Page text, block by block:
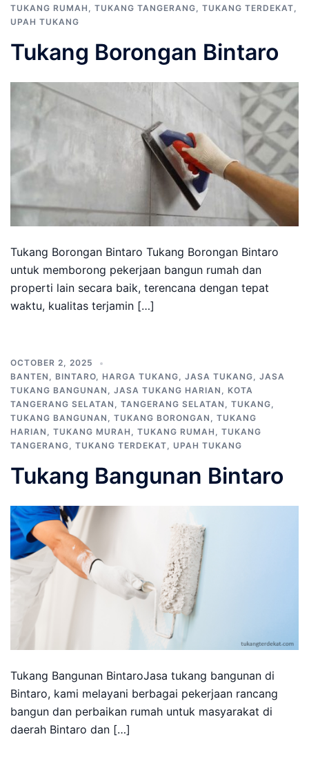
TUKANG RUMAH , TUKANG TANGERANG, TUKANG TERDEKAT,
UPAH TUKANG
Tukang Borongan Bintaro
Tukang Borongan Bintaro Tukang Borongan Bintaro
untuk memborong pekerjaan bangun rumah dan
properti lain secara baik, terencana dengan tepat
waktu, kualitas terjamin […]
OCTOBER 2, 2025
BANTEN , BINTARO, HARGA TUKANG, JASA TUKANG, JASA
TUKANG BANGUNAN , JASA TUKANG HARIAN , KOTA
TANGERANG SELATAN , TANGERANG SELATAN , TUKANG,
TUKANG BANGUNAN , TUKANG BORONGAN , TUKANG
HARIAN , TUKANG MURAH , TUKANG RUMAH , TUKANG
TANGERANG, TUKANG TERDEKAT, UPAH TUKANG
Tukang Bangunan Bintaro
Tukang Bangunan BintaroJasa tukang bangunan di
Bintaro, kami melayani berbagai pekerjaan rancang
bangun dan perbaikan rumah untuk masyarakat di
daerah Bintaro dan […]